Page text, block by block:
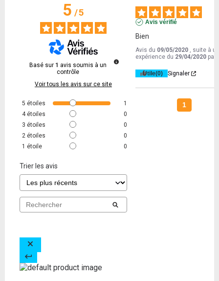
5/5
Basé sur 1 avis soumis à un
contrôle
Voir tous les avis sur ce site
5 étoiles
1
4 étoiles
0
3 étoiles
0
2 étoiles
0
1 étoile 0
Trier les avis
Avis vérifié
Bien
Avis du 09/05/2020 , suite à
expérience du 29/04/2020 par
Utile(0) Signaler
1